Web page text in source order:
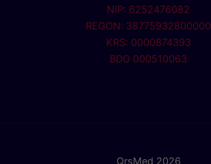
NIP: 6252476082
REGON: 38775932800000
KRS: 0000874393
BDO 000510063
QrsMed 2026